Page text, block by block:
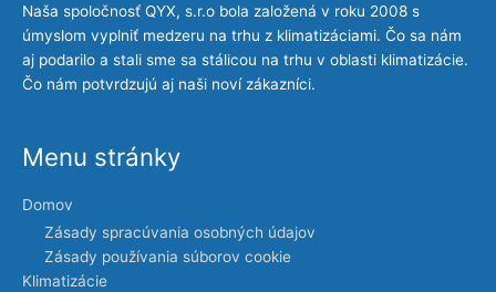
Naša spoločnosť QYX, s.r.o bola založená v roku 2008 s
úmyslom vyplniť medzeru na trhu z klimatizáciami. Čo sa nám
aj podarilo a stali sme sa stálicou na trhu v oblasti klimatizácie.
Čo nám potvrdzujú aj naši noví zákazníci.
Menu stránky
Domov
Zásady spracúvania osobných údajov
Zásady používania súborov cookie
Klimatizácie